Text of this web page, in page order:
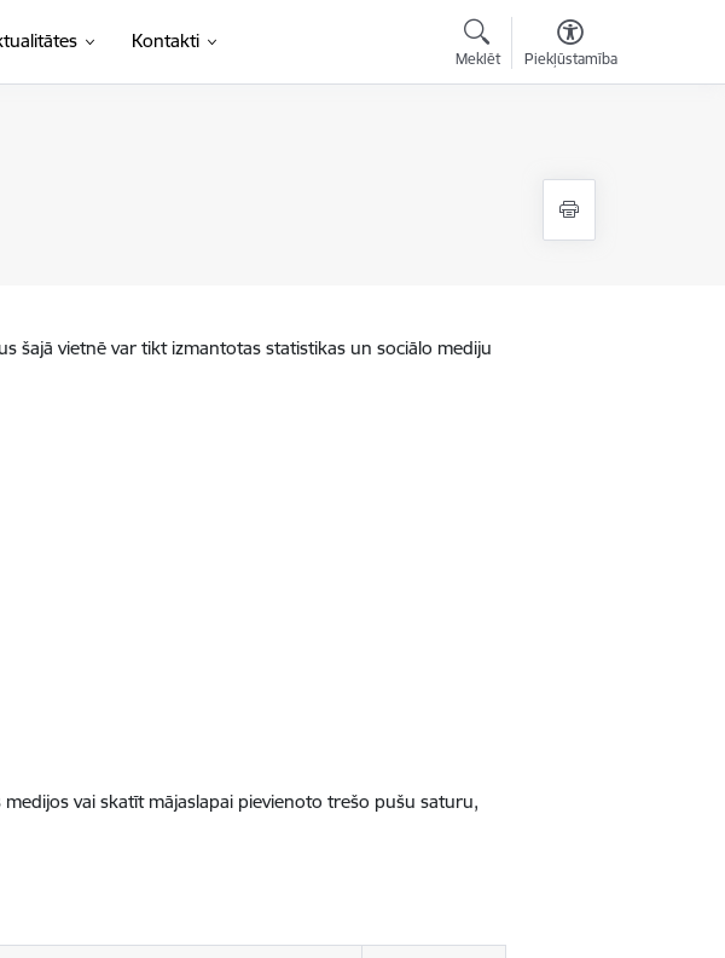
Kontakti
Meklēt Piekļūstamība
šajā vietnē var tikt izmantotas statistikas un sociālo mediju
vai skatīt mājaslapai pievienoto trešo pušu saturu,